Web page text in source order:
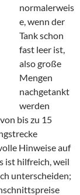
normalerweis
e, wenn der
Tank schon
fast leer ist,
also große
Mengen
nachgetankt
werden
bis zu 15
Hinweise auf
ist hilfreich, weil
unterscheiden;